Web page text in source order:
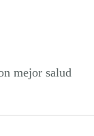
mejor salud